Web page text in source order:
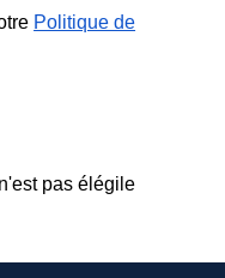
Politique de
pas élégile